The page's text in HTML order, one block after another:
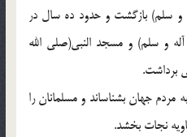
و سلم) بازگشت و حدود ده سال در
آله و سلم) و مسجد النبى(صلی الله
برداشت.
مردم جهان بشناساند و مسلمانان را
نجات بخشد.